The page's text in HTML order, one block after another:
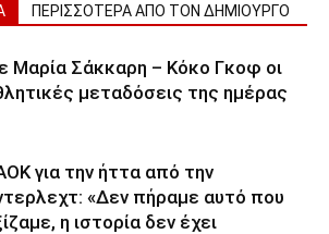
ΠΕΡΙΣΣΟΤΕΡΑ ΑΠΟ ΤΟΝ ΔΗΜΙΟΥΡΓΟ
Μαρία Σάκκαρη – Κόκο Γκοφ οι
μεταδόσεις της ημέρας
για την ήττα από την
«Δεν πήραμε αυτό που
η ιστορία δεν έχει